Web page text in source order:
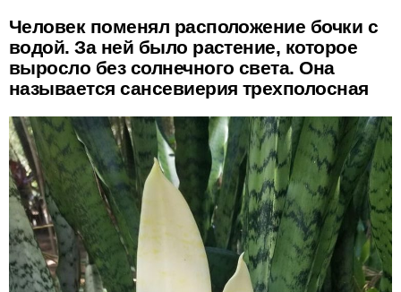
Человек поменял расположение бочки с
водой. За ней было растение, которое
выросло без солнечного света. Она
называется сансевиерия трехполосная